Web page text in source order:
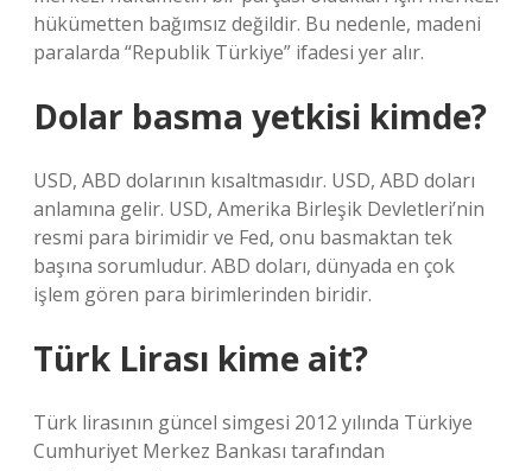
hükümetten bağımsız değildir. Bu nedenle, madeni
paralarda “Republik Türkiye” ifadesi yer alır.
Dolar basma yetkisi kimde?
USD, ABD dolarının kısaltmasıdır. USD, ABD doları
anlamına gelir. USD, Amerika Birleşik Devletleri’nin
resmi para birimidir ve Fed, onu basmaktan tek
başına sorumludur. ABD doları, dünyada en çok
işlem gören para birimlerinden biridir.
Türk Lirası kime ait?
Türk lirasının güncel simgesi 2012 yılında Türkiye
Cumhuriyet Merkez Bankası tarafından